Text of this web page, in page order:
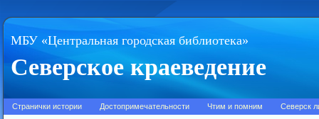
МБУ «Центральная городская библиотека»
Северское краеведение
Странички истории Достопримечательности Чтим и помним Северск